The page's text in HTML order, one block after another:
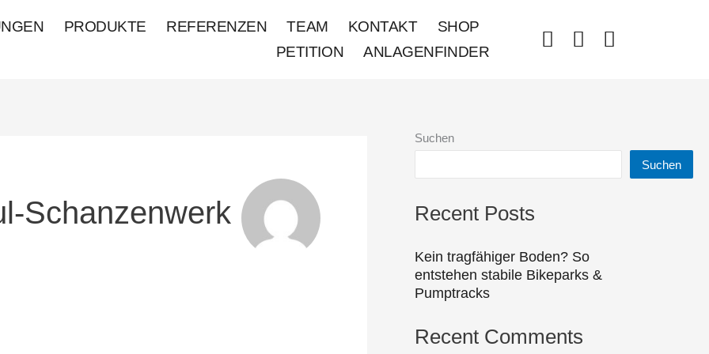
PRODUKTE REFERENZEN TEAM KONTAKT
SHOP
PETITION
ANLAGENFINDER
Schanzenwerk
Suchen
Suchen
Recent Posts
Kein tragfähiger Boden? So
entstehen stabile Bikeparks &
Pumptracks
Recent Comments